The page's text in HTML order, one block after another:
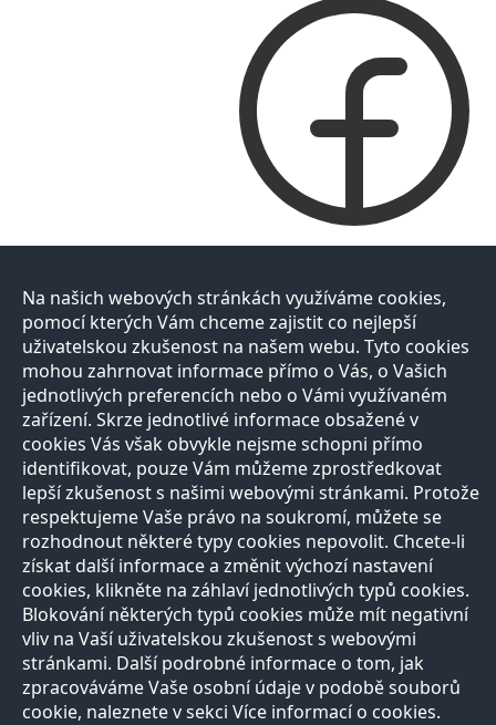
Na našich webových stránkách využíváme cookies,
pomocí kterých Vám chceme zajistit co nejlepší
uživatelskou zkušenost na našem webu. Tyto cookies
mohou zahrnovat informace přímo o Vás, o Vašich
jednotlivých preferencích nebo o Vámi využívaném
zařízení. Skrze jednotlivé informace obsažené v
cookies Vás však obvykle nejsme schopni přímo
identifikovat, pouze Vám můžeme zprostředkovat
lepší zkušenost s našimi webovými stránkami. Protože
respektujeme Vaše právo na soukromí, můžete se
rozhodnout některé typy cookies nepovolit. Chcete-li
získat další informace a změnit výchozí nastavení
cookies, klikněte na záhlaví jednotlivých typů cookies.
Blokování některých typů cookies může mít negativní
vliv na Vaší uživatelskou zkušenost s webovými
stránkami. Další podrobné informace o tom, jak
zpracováváme Vaše osobní údaje v podobě souborů
cookie, naleznete v sekci Více informací o cookies.